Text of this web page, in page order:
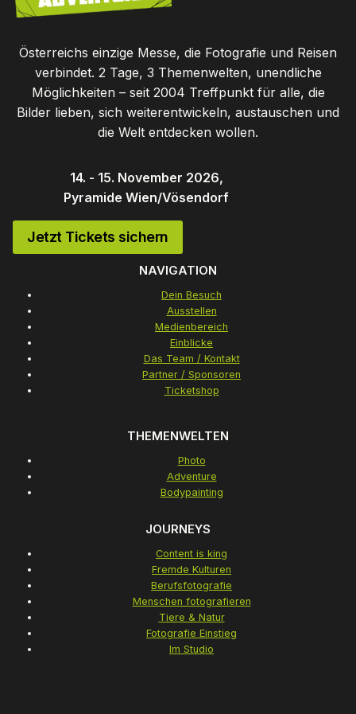
Österreichs einzige Messe, die Fotografie und Reisen
verbindet. 2 Tage, 3 Themenwelten, unendliche
Möglichkeiten – seit 2004 Treffpunkt für alle, die
Bilder lieben, sich weiterentwickeln, austauschen und
die Welt entdecken wollen.
14. - 15. November 2026,
Pyramide Wien/Vösendorf
Jetzt Tickets sichern
NAVIGATION
Dein Besuch
Ausstellen
Medienbereich
Einblicke
Das Team / Kontakt
Partner / Sponsoren
Ticketshop
THEMENWELTEN
Photo
Adventure
Bodypainting
JOURNEYS
Content is king
Fremde Kulturen
Berufsfotografie
Menschen fotografieren
Tiere & Natur
Fotografie Einstieg
Im Studio